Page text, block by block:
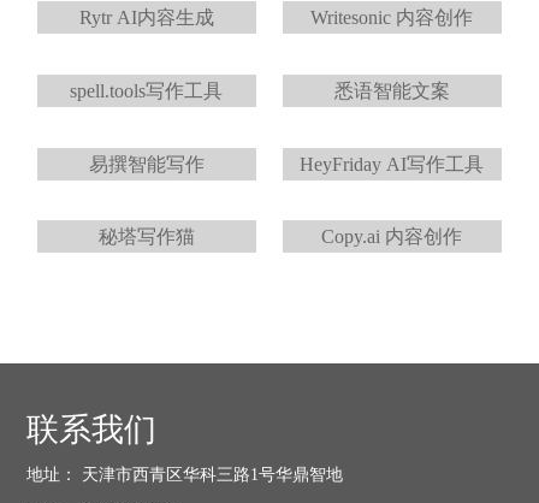
Rytr AI内容生成 Writesonic 内容创作
spell.tools写作工具 悉语智能文案
易撰智能写作 HeyFriday AI写作工具
秘塔写作猫 Copy.ai 内容创作
联系我们
地址： 天津市西青区华科三路1号华鼎智地